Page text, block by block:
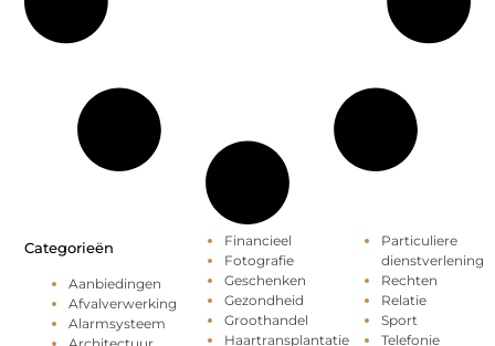
Categorieën
Aanbiedingen
Afvalverwerking
Alarmsysteem
Financieel
Fotografie
Geschenken
Gezondheid
Groothandel
Haartransplantatie
Particuliere
dienstverlening
Rechten
Relatie
Sport
Telefonie